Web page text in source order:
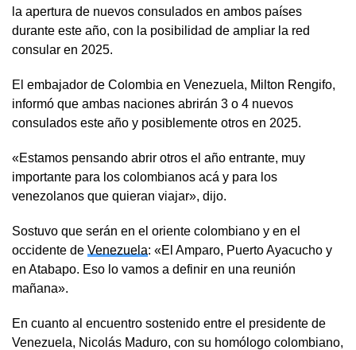
la apertura de nuevos consulados en ambos países
durante este año, con la posibilidad de ampliar la red
consular en 2025.
El embajador de Colombia en Venezuela, Milton Rengifo,
informó que ambas naciones abrirán 3 o 4 nuevos
consulados este año y posiblemente otros en 2025.
«Estamos pensando abrir otros el año entrante, muy
importante para los colombianos acá y para los
venezolanos que quieran viajar», dijo.
Sostuvo que serán en el oriente colombiano y en el
occidente de Venezuela: «El Amparo, Puerto Ayacucho y
en Atabapo. Eso lo vamos a definir en una reunión
mañana».
En cuanto al encuentro sostenido entre el presidente de
Venezuela, Nicolás Maduro, con su homólogo colombiano,